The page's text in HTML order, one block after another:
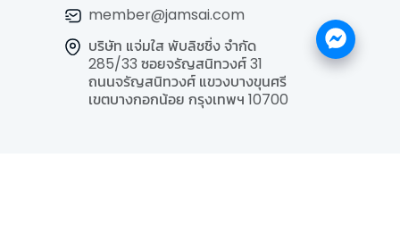
member@jamsai.com
บริษัท แจ่มใส พับลิชชิ่ง จำกัด
285/33 ซอยจรัญสนิทวงศ์ 31
ถนนจรัญสนิทวงศ์ แขวงบางขุนศรี
เขตบางกอกน้อย กรุงเทพฯ 10700